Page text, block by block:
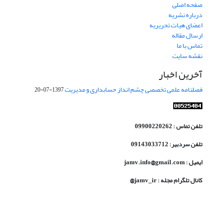
صفحه اصلی
درباره نشریه
اعضای هیات تحریریه
ارسال مقاله
تماس با ما
نقشه سایت
آخرین اخبار
فصلنامه علمی تخصصی چشم انداز حسابداری و مدیریت1397-07-20
تلفن تماس : 09900220262
تلفن سردبیر: 09143033712
ایمیل : jamv.info@gmail.com
کانال تلگرام مجله : jamv_ir@